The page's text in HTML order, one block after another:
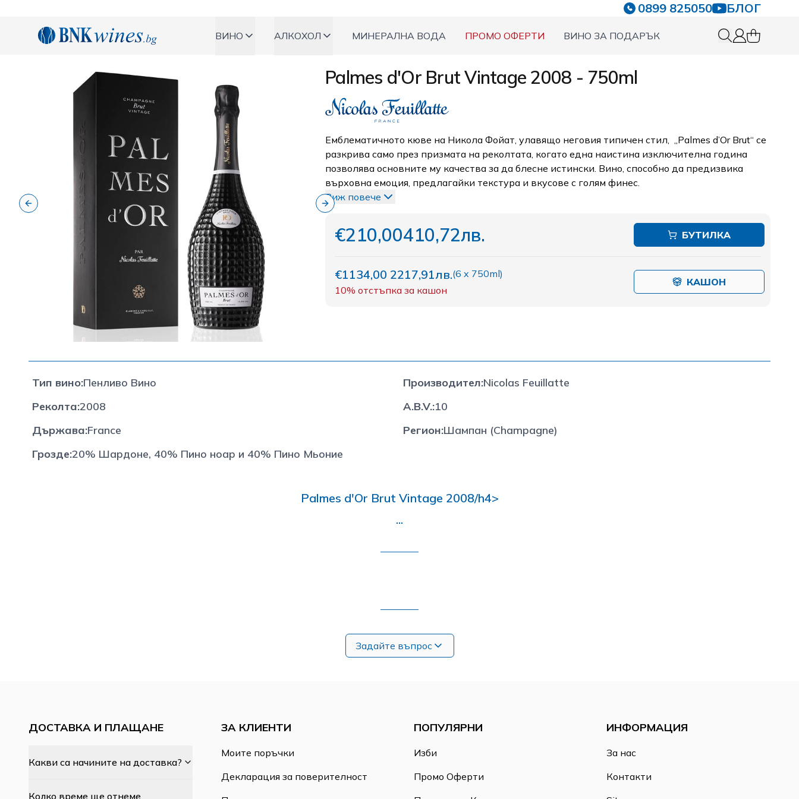
0899 825050 БЛОГ
BNKWines.bg ВИНО АЛКОХОЛ МИНЕРАЛНА ВОДА ПРОМО ОФЕРТИ
ВИНО ЗА ПОДАРЪК
0 items in
Previous slide Next slide
Palmes d'Or Brut Vintage 2008 - 750ml
Емблематичното кюве на Никола Фойат, улавящо неговия типичен стил, „Palmes d’Or Brut“ се
разкрива само през призмата на реколтата, когато една наистина изключителна година
позволява основните му качества за да блесне истински. Вино, способно да предизвика
върховна емоция, предлагайки текстура и вкусове с голям финес.
Виж повече
€210,00410,72лв. БУТИЛКА
€1134,00 2217,91лв.(6 x 750ml)
10% отстъпка за кашон
КАШОН
Тип вино:Пенливо Вино Производител:Nicolas Feuillatte
Реколта:2008 A.B.V.:10
Държава:France Регион:Шампан (Champagne)
Грозде:20% Шардоне, 40% Пино ноар и 40% Пино Мьоние
Palmes d'Or Brut Vintage 2008/h4>
...
Задайте въпрос
ДОСТАВКА И ПЛАЩАНЕ
Какви са начините на доставка?
Колко време ще отнеме
ЗА КЛИЕНТИ
Моите поръчки
Декларация за поверителност
ПОПУЛЯРНИ
Изби
Промо Оферти
ИНФОРМАЦИЯ
За нас
Контакти